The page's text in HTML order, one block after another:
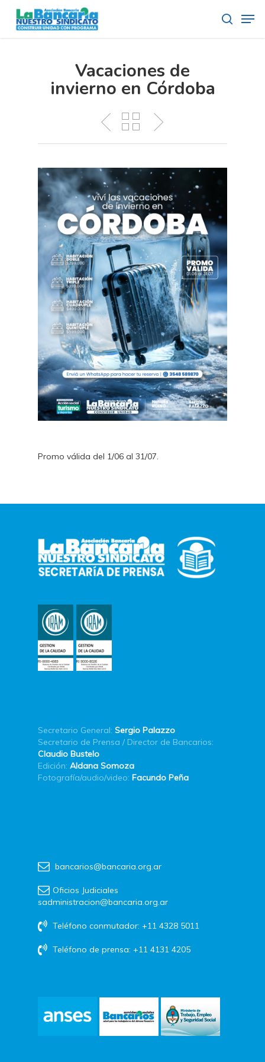
main
search
Vacaciones de
invierno en Córdoba
Promo válida del 1/06 al 31/07.
Secretario General: Sergio Palazzo
Secretario de Prensa / Director de Bancarios:
Claudio Bustelo
Edición: Aldana Somoza
Fotografía/audio/video: Facundo Peña
bancarios@bancaria.org.ar
Oficios Judiciales
sadministracion@bancaria.org.ar
Teléfono conmutador: +11 4328 5011
Teléfono de prensa: +11 4131 4205